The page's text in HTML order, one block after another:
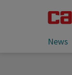
News
Sie lesen: